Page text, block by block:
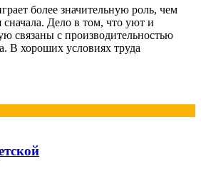
более значительную роль, чем
сначала. Дело в том, что уют и
связаны с производительностью
В хороших условиях труда